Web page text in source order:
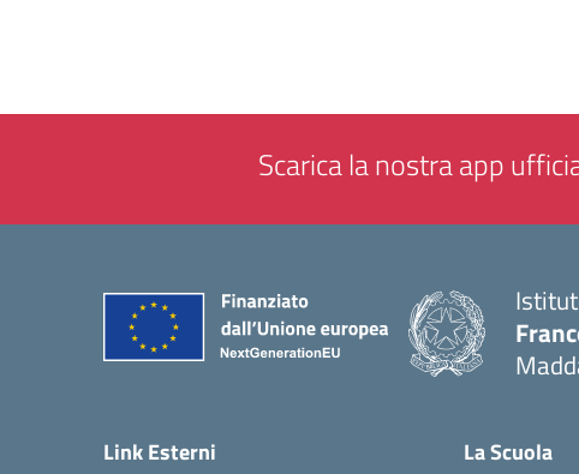
Scarica la nostra app
Link Esterni La Scuola